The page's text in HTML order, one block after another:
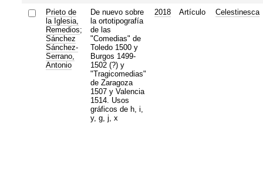
Prieto de
la Iglesia,
Remedios;
Sánchez
Sánchez-
Serrano,
Antonio
De nuevo sobre
la ortotipografía
de las
"Comedias" de
Toledo 1500 y
Burgos 1499-
1502 (?) y
"Tragicomedias"
de Zaragoza
1507 y Valencia
1514. Usos
gráficos de h, i,
y, g, j, x
2018 Artículo Celestinesca